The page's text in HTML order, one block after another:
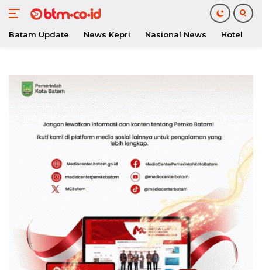
konten
Batam Update News Kepri Nasional News Hotel